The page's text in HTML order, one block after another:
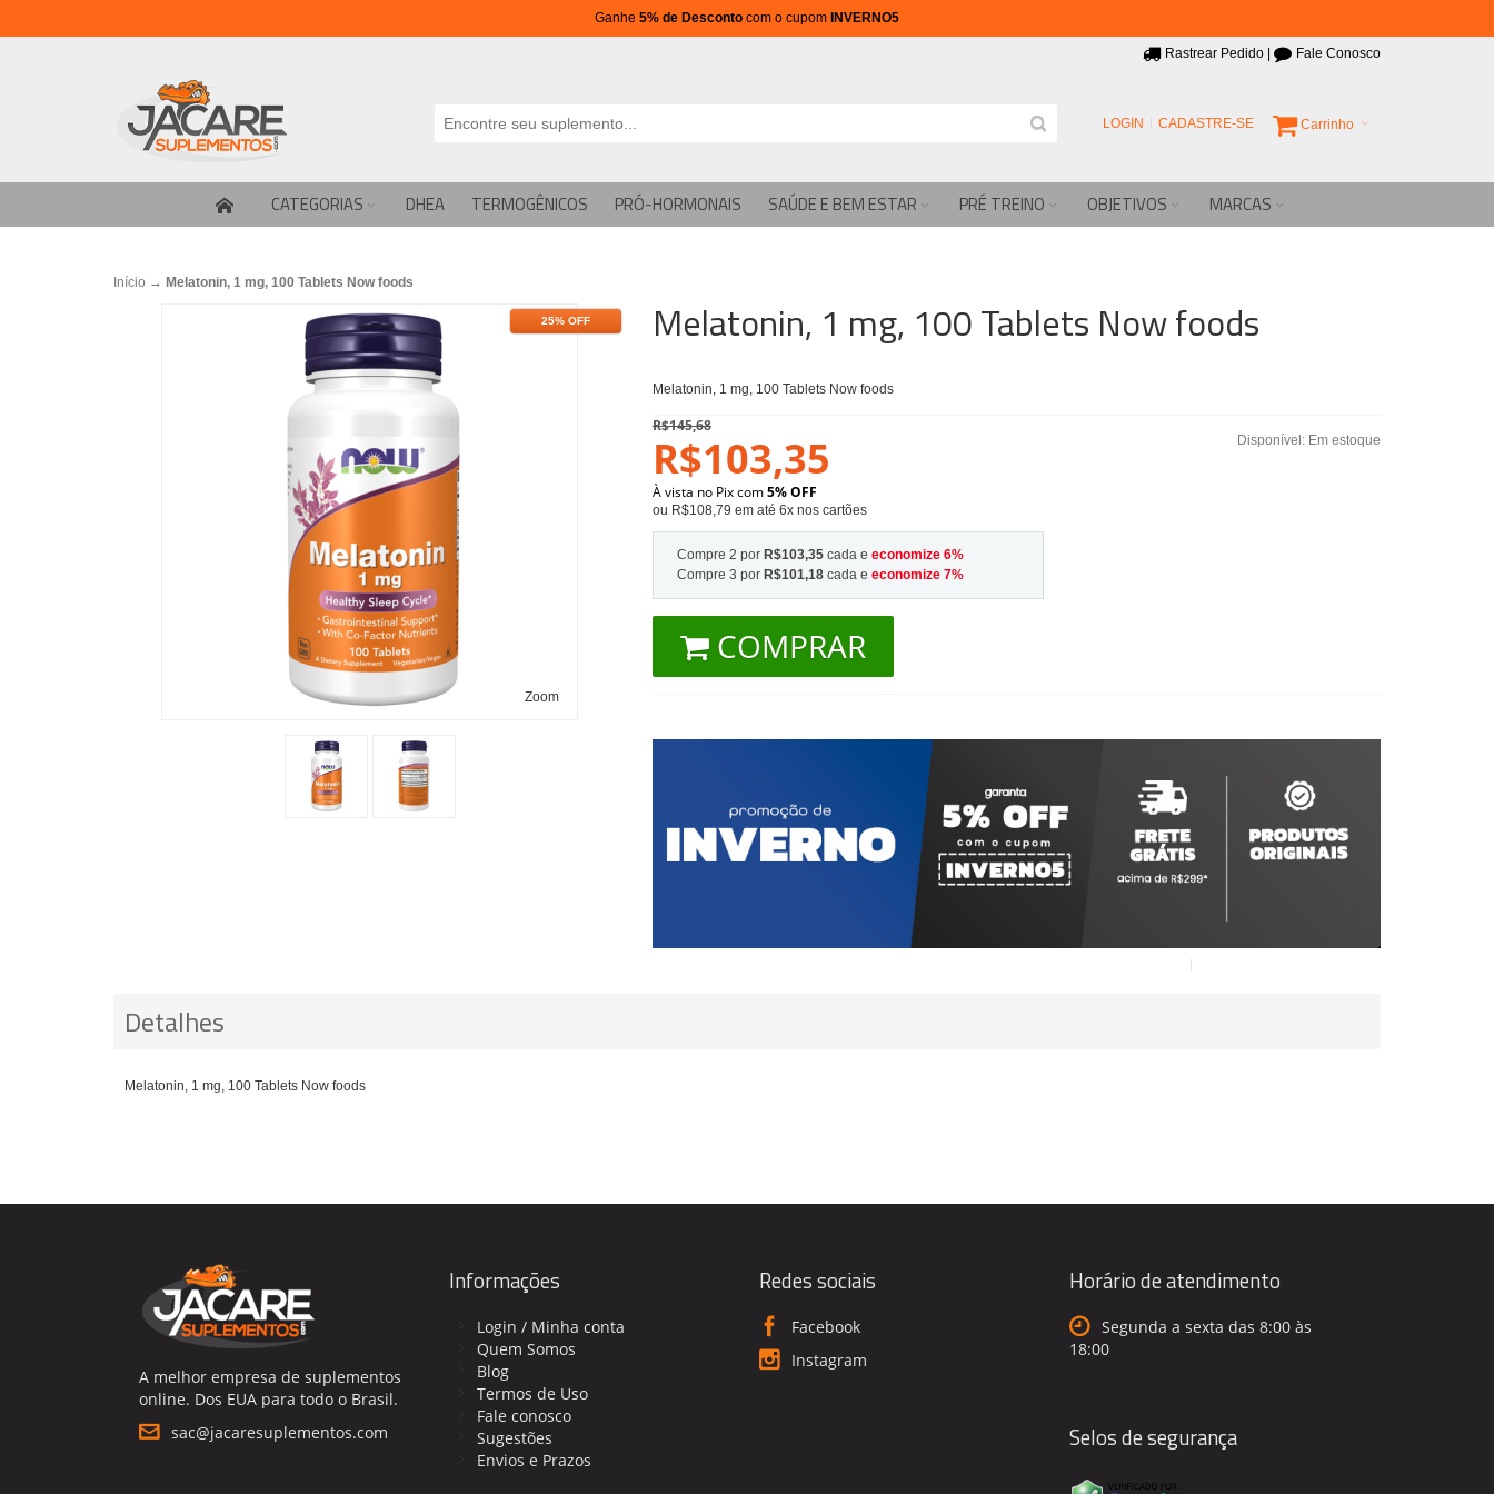
Ganhe 5% de Desconto com o cupom INVERNO5
Rastrear Pedido Fale Conosco
Carrinho
LOGIN CADASTRE-SE
CATEGORIAS DHEA TERMOGÊNICOS PRÓ-HORMONAIS SAÚDE E BEM ESTAR PRÉ TREINO OBJETIVOS MARCAS
Início → Melatonin, 1 mg, 100 Tablets Now foods
Zoom
25% OFF Melatonin, 1 mg, 100 Tablets Now foods
Melatonin, 1 mg, 100 Tablets Now foods
Disponível: Em estoque
R$145,68
R$103,35
À vista no Pix com5% OFF
ou R$108,79 em até 6x nos cartões
Compre 2 por R$103,35cada e economize 6%
Compre 3 por R$101,18cada e economize 7%
COMPRAR
Detalhes
Melatonin, 1 mg, 100 Tablets Now foods
A melhor empresa de suplementos
online. Dos EUA para todo o Brasil.
sac@jacaresuplementos.com
Informações
Login / Minha conta
Quem Somos
Blog
Termos de Uso
Fale conosco
Sugestões
Envios e Prazos
Redes sociais
Facebook
Instagram
Horário de atendimento
Segunda a sexta das 8:00 às
18:00
Selos de segurança